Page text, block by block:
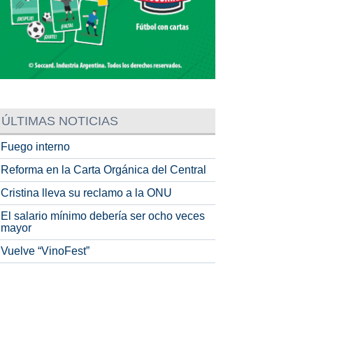
ÚLTIMAS NOTICIAS
Fuego interno
Reforma en la Carta Orgánica del Central
Cristina lleva su reclamo a la ONU
El salario mínimo debería ser ocho veces
mayor
Vuelve “VinoFest”